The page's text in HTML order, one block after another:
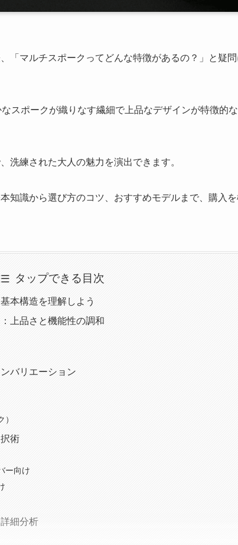
「マルチスポークってどんな特徴があるの？」と疑
スポークが織りなす繊細で上品なデザインが特徴的
洗練された大人の魅力を演出できます。
知識から選び方のコツ、おすすめモデルまで、購入
タップできる目次
本構造を理解しよう
上品さと機能性の調和
バリエーション
術
ー向け
細分析